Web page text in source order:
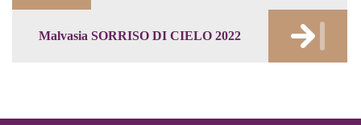
Malvasia SORRISO DI CIELO 2022